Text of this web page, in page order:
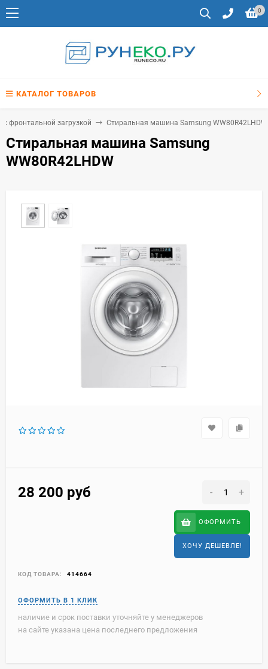
0
КАТАЛОГ ТОВАРОВ
фронтальной загрузкой Стиральная машина Samsung WW80R42LHDW
Стиральная машина Samsung
WW80R42LHDW
28 200 руб - +
ОФОРМИТЬ
ХОЧУ ДЕШЕВЛЕ!
КОД ТОВАРА: 414664
наличие и срок поставки уточняйте у менеджеров
на сайте указана цена последнего предложения